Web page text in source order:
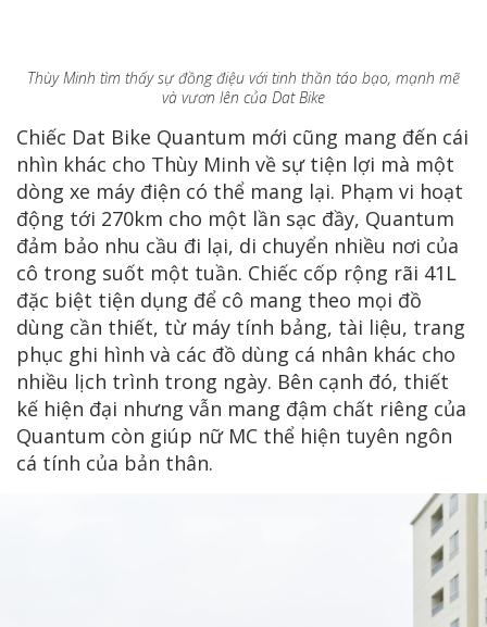
Thùy Minh tìm thấy sự đồng điệu với tinh thần táo bạo, mạnh mẽ
và vươn lên của Dat Bike
Chiếc Dat Bike Quantum mới cũng mang đến cái
nhìn khác cho Thùy Minh về sự tiện lợi mà một
dòng xe máy điện có thể mang lại. Phạm vi hoạt
động tới 270km cho một lần sạc đầy, Quantum
đảm bảo nhu cầu đi lại, di chuyển nhiều nơi của
cô trong suốt một tuần. Chiếc cốp rộng rãi 41L
đặc biệt tiện dụng để cô mang theo mọi đồ
dùng cần thiết, từ máy tính bảng, tài liệu, trang
phục ghi hình và các đồ dùng cá nhân khác cho
nhiều lịch trình trong ngày. Bên cạnh đó, thiết
kế hiện đại nhưng vẫn mang đậm chất riêng của
Quantum còn giúp nữ MC thể hiện tuyên ngôn
cá tính của bản thân.